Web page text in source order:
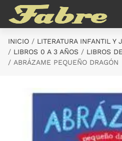
Saltar al contenido principal
INICIO
LITERATURA INFANTIL Y
LIBROS 0 A 3 AÑOS
LIBROS
ABRÁZAME PEQUEÑO DRAGÓN